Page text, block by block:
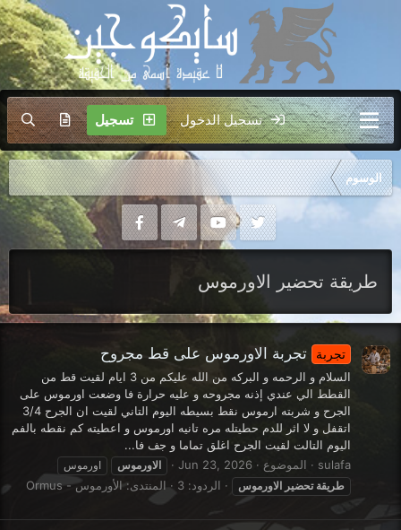
تسجيل الدخول تسجيل
الوسوم
طريقة تحضير الاورموس
تجربة تجربة الاورموس على قط مجروح
السلام و الرحمه و البركه من الله عليكم من 3 ايام لقيت قط من
القطط الي عندي إذنه مجروحه و عليه حرارة فا وضعت اورموس على
الجرح و شربته ارموس نقط بسيطه اليوم التاني لقيت ان الجرح 3/4
اتقفل و لا اثر للدم حطيتله مره تانيه اورموس و اعطيته كم نقطه بالفم
اليوم التالت لقيت الجرح اغلق تماما و جف فا...
sulafa
الموضوع Jun 23, 2026 الاورموس
اورموس
طريقة تحضير الاورموس الردود: 3 المنتدى:الأورموس - Ormus